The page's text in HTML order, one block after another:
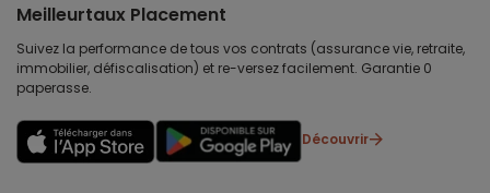
Meilleurtaux Placement
Suivez la performance de tous vos contrats (assurance vie, retraite,
immobilier, défiscalisation) et re-versez facilement. Garantie 0
paperasse.
Découvrir